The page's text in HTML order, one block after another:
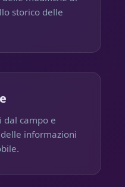
storico delle
dal campo e
informazioni